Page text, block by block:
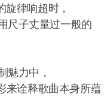
律响超时，
尺子丈量过一般的
魅力中，
来诠释歌曲本身所蕴